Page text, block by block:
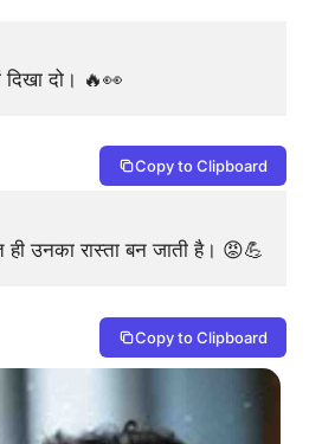
दो। 🔥👀
Copy to Clipboard
उनका रास्ता बन जाती है। 😡💪
Copy to Clipboard